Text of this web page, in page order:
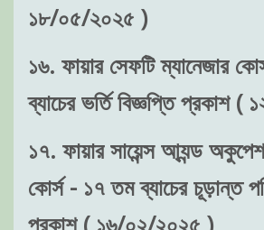
১৮/০৫/২০২৫ )
১৬. ফায়ার সেফটি ম্যানেজার
ব্যাচের ভর্তি বিজ্ঞপ্তি প্রকাশ
১৭. ফায়ার সায়েন্স আ্যন্ড
কোর্স - ১৭ তম ব্যাচের চূড়ান্ত
প্রকাশ ( ১৬/০২/২০২৫ )